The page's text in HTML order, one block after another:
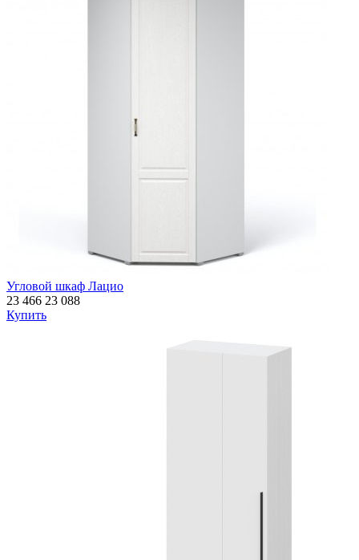
Угловой шкаф Лацио
23 466 23 088
Купить